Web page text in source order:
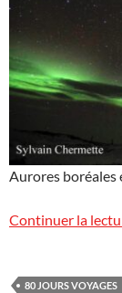
Aurores boréales
Continuer la
80 JOURS VOYAGES